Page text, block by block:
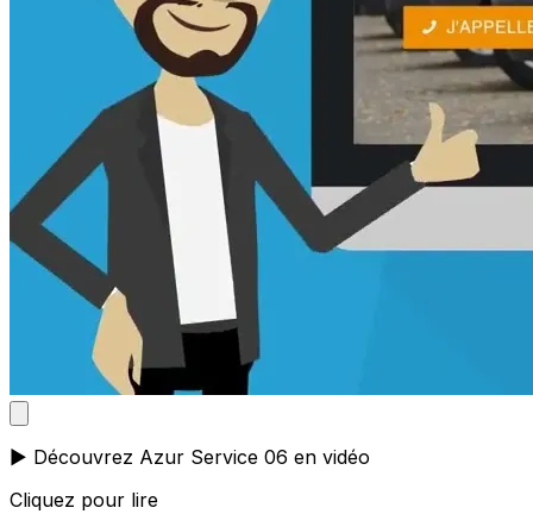
▶️ Découvrez Azur Service 06 en vidéo
Cliquez pour lire